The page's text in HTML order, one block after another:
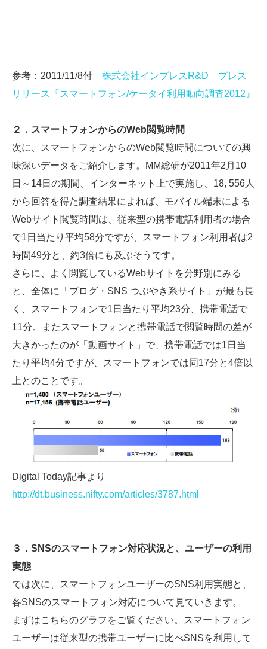
参考：2011/11/8付 株式会社インプレスR&D プレス
リリース『スマートフォン/ケータイ利用動向調査2012』
２．スマートフォンからのWeb閲覧時間
次に、スマートフォンからのWeb閲覧時間についての興
味深いデータをご紹介します。MM総研が2011年2月10
日～14日の期間、インターネット上で実施し、18, 556人
から回答を得た調査結果によれば、モバイル端末による
Webサイト閲覧時間は、従来型の携帯電話利用者の場合
で1日当たり平均58分ですが、スマートフォン利用者は2
時間49分と、約3倍にも及ぶそうです。
さらに、よく閲覧しているWebサイトを分野別にみる
と、全体に「ブログ・SNS つぶやき系サイト」が最も長
く、スマートフォンで1日当たり平均23分、携帯電話で
11分。またスマートフォンと携帯電話で閲覧時間の差が
大きかったのが「動画サイト」で、携帯電話では1日当
たり平均4分ですが、スマートフォンでは同17分と4倍以
上とのことです。
Digital Today記事より
http://dt.business.nifty.com/articles/3787.html
３．SNSのスマートフォン対応状況と、ユーザーの利用
実態
では次に、スマートフォンユーザーのSNS利用実態と、
各SNSのスマートフォン対応について見ていきます。
まずはこちらのグラフをご覧ください。スマートフォン
ユーザーは従来型の携帯ユーザーに比べSNSを利用して